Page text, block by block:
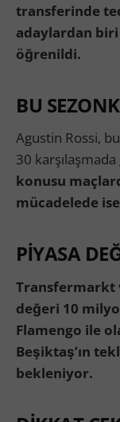
transferinde
adaylardan
öğrenildi.
BU
Agustin Rossi,
30 karşılaşmada
konusu
mücadelede
PİYASA
Transfermarkt
değeri 10
Flamengo ile
Beşiktaş’ın
bekleniyor.